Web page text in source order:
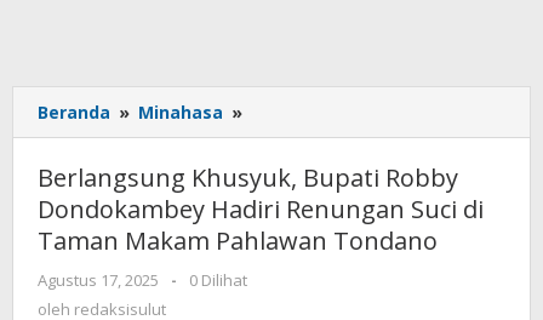
Beranda » Minahasa »
Khusyuk,
Bupati
Robby
Dondokambey
Hadiri
Suci
Berlangsung Khusyuk, Bupati Robby
Dondokambey Hadiri Renungan Suci di
Taman Makam Pahlawan Tondano
Agustus 17, 2025
oleh
-
0 Dilihat
oleh redaksisulut